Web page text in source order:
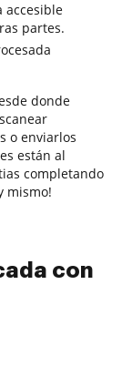
accesible
partes.
donde
o enviarlos
están al
completando
mismo!
con